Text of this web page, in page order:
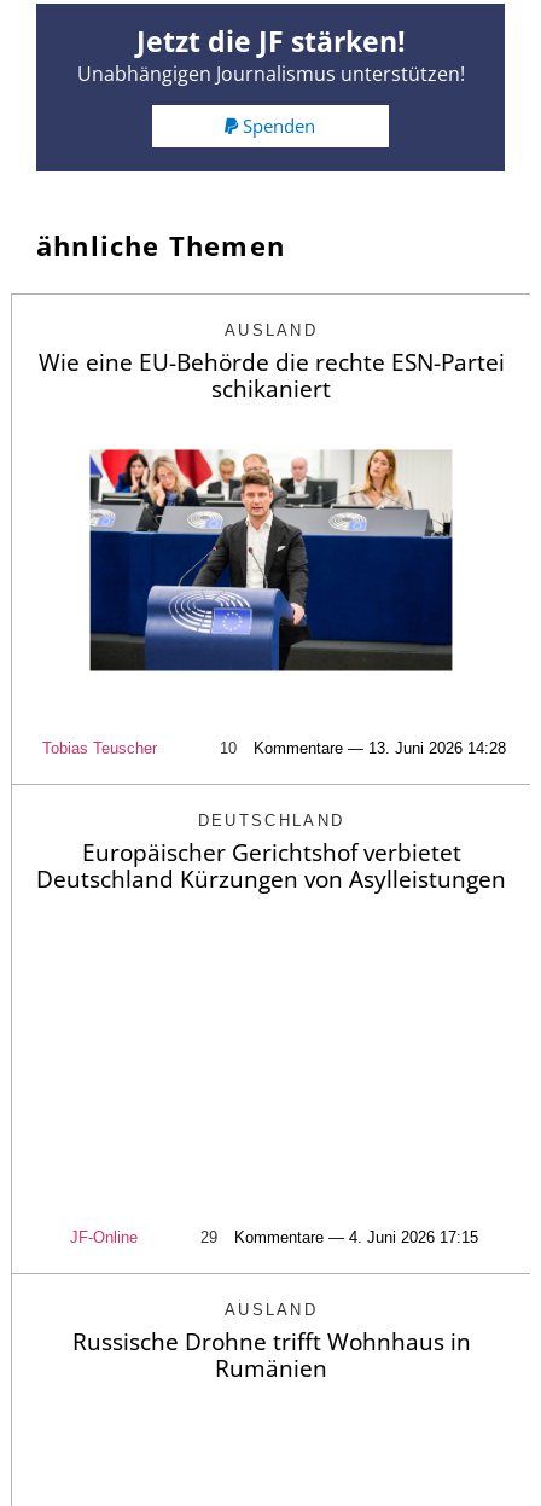
Jetzt die JF stärken!
Unabhängigen Journalismus unterstützen!
Spenden
ähnliche Themen
AUSLAND
Wie eine EU-Behörde die rechte ESN-Partei
schikaniert
Tobias Teuscher 10 Kommentare — 13. Juni 2026 14:28
DEUTSCHLAND
Europäischer Gerichtshof verbietet
Deutschland Kürzungen von Asylleistungen
JF-Online 29 Kommentare — 4. Juni 2026 17:15
AUSLAND
Russische Drohne trifft Wohnhaus in
Rumänien